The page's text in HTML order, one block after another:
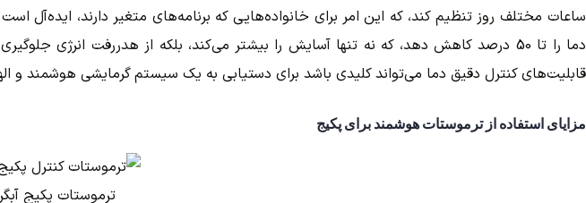
ساعات مختلف روز تنظیم کند، که این امر برای خانواده‌هایی که برنامه‌های متغیر دارند،
دما را تا 50 درصد کاهش دهد، که نه تنها آسایش را بیشتر می‌کند، بلکه از هدررفت
قابلیت‌های کنترل دقیق دما می‌تواند کلیدی باشد برای دستیابی به یک سیستم گرمایشی هوشمند و
مزایای استفاده از ترموستات هوشمند برای پکیج
ترموستات پکیج